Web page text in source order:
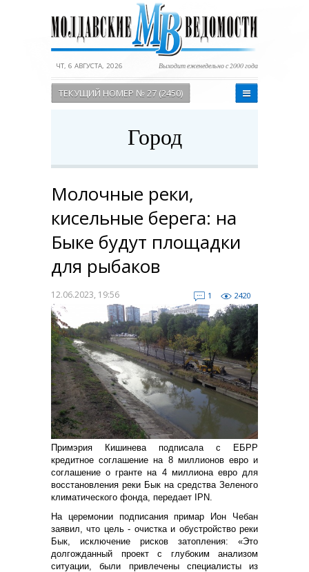
ЧТ, 6 АВГУСТА, 2026 Выходит еженедельно с 2000 года
ТЕКУЩИЙ НОМЕР № 27 (2450)
Город
Молочные реки,
кисельные берега: на
Быке будут площадки
для рыбаков
12.06.2023, 19:56 1 2420
Примэрия Кишинева подписала с ЕБРР
кредитное соглашение на 8 миллионов евро и
соглашение о гранте на 4 миллиона евро для
восстановления реки Бык на средства Зеленого
климатического фонда, передает IPN.
На церемонии подписания примар Ион Чебан
заявил, что цель - очистка и обустройство реки
Бык, исключение рисков затопления: «Это
долгожданный проект с глубоким анализом
ситуации, были привлечены специалисты из